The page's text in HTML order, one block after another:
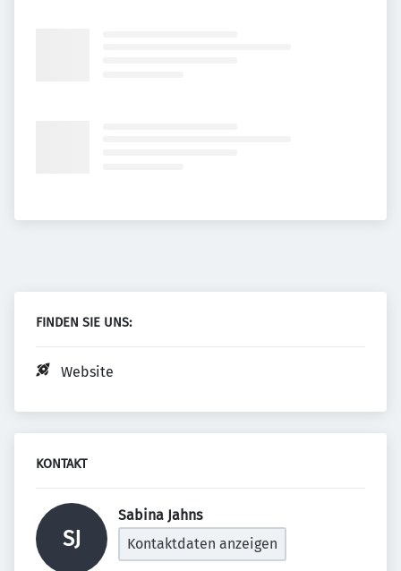
FINDEN SIE UNS:
Website
KONTAKT
SJ
Sabina Jahns
Kontaktdaten anzeigen